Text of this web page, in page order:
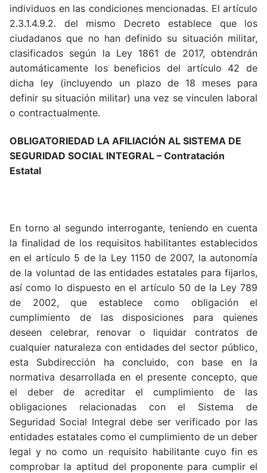
individuos en las condiciones mencionadas. El artículo
2.3.1.4.9.2. del mismo Decreto establece que los
ciudadanos que no han definido su situación militar,
clasificados según la Ley 1861 de 2017, obtendrán
automáticamente los beneficios del artículo 42 de
dicha ley (incluyendo un plazo de 18 meses para
definir su situación militar) una vez se vinculen laboral
o contractualmente.
OBLIGATORIEDAD LA AFILIACIÓN AL SISTEMA DE
SEGURIDAD SOCIAL INTEGRAL – Contratación
Estatal
En torno al segundo interrogante, teniendo en cuenta
la finalidad de los requisitos habilitantes establecidos
en el artículo 5 de la Ley 1150 de 2007, la autonomía
de la voluntad de las entidades estatales para fijarlos,
así como lo dispuesto en el artículo 50 de la Ley 789
de 2002, que establece como obligación el
cumplimiento de las disposiciones para quienes
deseen celebrar, renovar o liquidar contratos de
cualquier naturaleza con entidades del sector público,
esta Subdirección ha concluido, con base en la
normativa desarrollada en el presente concepto, que
el deber de acreditar el cumplimiento de las
obligaciones relacionadas con el Sistema de
Seguridad Social Integral debe ser verificado por las
entidades estatales como el cumplimiento de un deber
legal y no como un requisito habilitante cuyo fin es
comprobar la aptitud del proponente para cumplir el